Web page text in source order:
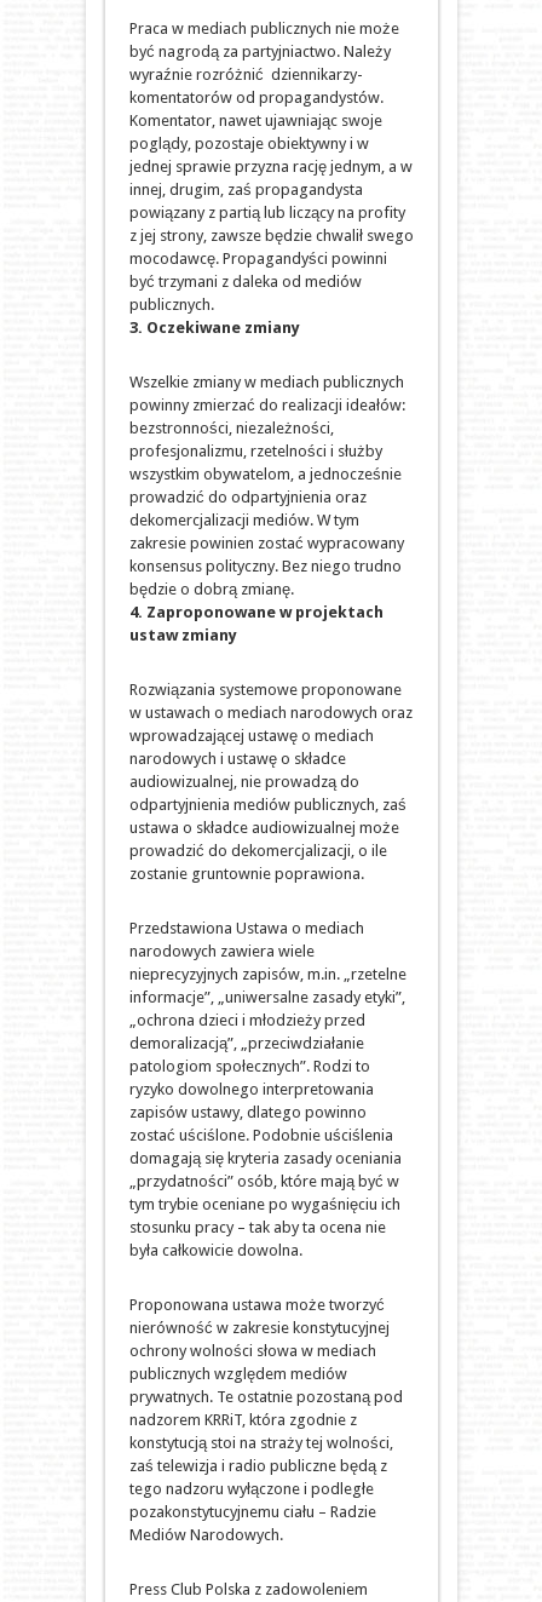
Praca w mediach publicznych nie może
być nagrodą za partyjniactwo. Należy
wyraźnie rozróżnić dziennikarzy-
komentatorów od propagandystów.
Komentator, nawet ujawniając swoje
poglądy, pozostaje obiektywny i w
jednej sprawie przyzna rację jednym, a w
innej, drugim, zaś propagandysta
powiązany z partią lub liczący na profity
z jej strony, zawsze będzie chwalił swego
mocodawcę. Propagandyści powinni
być trzymani z daleka od mediów
publicznych.
3. Oczekiwane zmiany
Wszelkie zmiany w mediach publicznych
powinny zmierzać do realizacji ideałów:
bezstronności, niezależności,
profesjonalizmu, rzetelności i służby
wszystkim obywatelom, a jednocześnie
prowadzić do odpartyjnienia oraz
dekomercjalizacji mediów. W tym
zakresie powinien zostać wypracowany
konsensus polityczny. Bez niego trudno
będzie o dobrą zmianę.
4. Zaproponowane w projektach
ustaw zmiany
Rozwiązania systemowe proponowane
w ustawach o mediach narodowych oraz
wprowadzającej ustawę o mediach
narodowych i ustawę o składce
audiowizualnej, nie prowadzą do
odpartyjnienia mediów publicznych, zaś
ustawa o składce audiowizualnej może
prowadzić do dekomercjalizacji, o ile
zostanie gruntownie poprawiona.
Przedstawiona Ustawa o mediach
narodowych zawiera wiele
nieprecyzyjnych zapisów, m.in. „rzetelne
informacje”, „uniwersalne zasady etyki”,
„ochrona dzieci i młodzieży przed
demoralizacją”, „przeciwdziałanie
patologiom społecznych”. Rodzi to
ryzyko dowolnego interpretowania
zapisów ustawy, dlatego powinno
zostać uściślone. Podobnie uściślenia
domagają się kryteria zasady oceniania
„przydatności” osób, które mają być w
tym trybie oceniane po wygaśnięciu ich
stosunku pracy – tak aby ta ocena nie
była całkowicie dowolna.
Proponowana ustawa może tworzyć
nierówność w zakresie konstytucyjnej
ochrony wolności słowa w mediach
publicznych względem mediów
prywatnych. Te ostatnie pozostaną pod
nadzorem KRRiT, która zgodnie z
konstytucją stoi na straży tej wolności,
zaś telewizja i radio publiczne będą z
tego nadzoru wyłączone i podległe
pozakonstytucyjnemu ciału – Radzie
Mediów Narodowych.
Press Club Polska z zadowoleniem